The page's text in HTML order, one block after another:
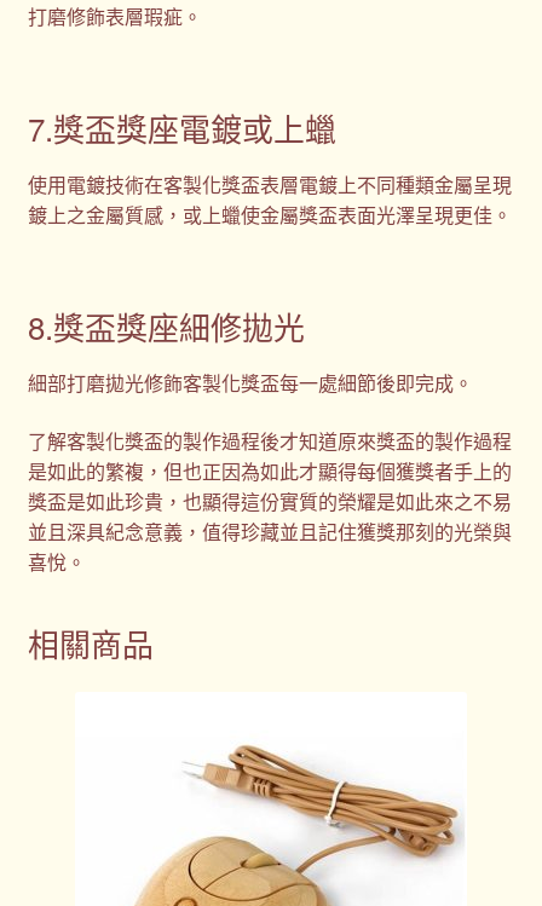
打磨修飾表層瑕疵。
7.獎盃獎座電鍍或上蠟
使用電鍍技術在客製化獎盃表層電鍍上不同種類金屬呈現
鍍上之金屬質感，或上蠟使金屬獎盃表面光澤呈現更佳。
8.獎盃獎座細修拋光
細部打磨拋光修飾客製化獎盃每一處細節後即完成。
了解客製化獎盃的製作過程後才知道原來獎盃的製作過程
是如此的繁複，但也正因為如此才顯得每個獲獎者手上的
獎盃是如此珍貴，也顯得這份實質的榮耀是如此來之不易
並且深具紀念意義，值得珍藏並且記住獲獎那刻的光榮與
喜悅。
相關商品